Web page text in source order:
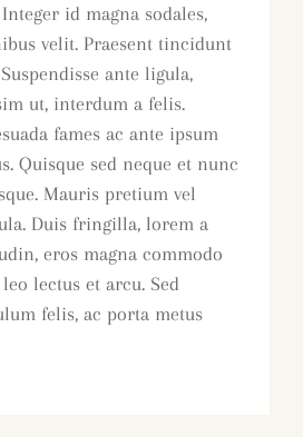
id magna sodales,
velit. Praesent tincidunt
ante ligula,
ut, interdum a felis.
fames ac ante ipsum
Quisque sed neque et nunc
Mauris pretium vel
Duis fringilla, lorem a
eros magna commodo
lectus et arcu. Sed
felis, ac porta metus